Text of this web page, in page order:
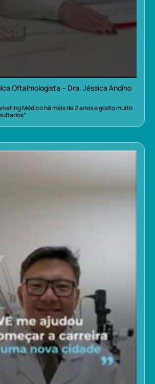
Oftalmologista – Dra. Jéssica Andino
Médico há mais de 2 anos e gosto muito